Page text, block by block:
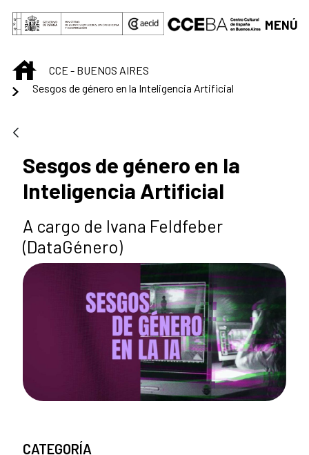
Saltar al contenido principal
MENÚ
INICIOCCE - BUENOS AIRES
Sesgos de género en la Inteligencia Artificial
Sesgos de género en la
Inteligencia Artificial
A cargo de Ivana Feldfeber
(DataGénero)
CATEGORÍA